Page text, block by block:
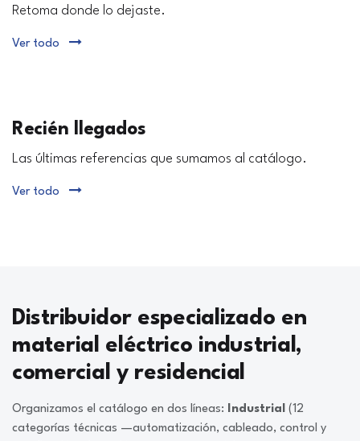
Retoma donde lo dejaste.
Ver todo
Recién llegados
Las últimas referencias que sumamos al catálogo.
Ver todo
Distribuidor especializado en
material eléctrico industrial,
comercial y residencial
Organizamos el catálogo en dos líneas: Industrial (12
categorías técnicas —automatización, cableado, control y